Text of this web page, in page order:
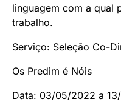
linguagem com a qual
trabalho.
Serviço: Seleção Co-
Os Predim é Nóis
Data: 03/05/2022 a